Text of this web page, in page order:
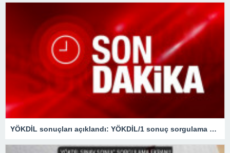
YÖKDİL sonuçları açıklandı: YÖKDİL/1 sonuç sorgulama sayfası…